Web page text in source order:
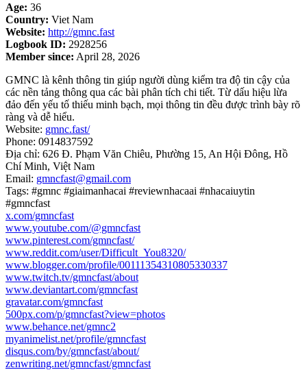
Age: 36
Country: Viet Nam
Website: http://gmnc.fast
Logbook ID: 2928256
Member since: April 28, 2026
GMNC là kênh thông tin giúp người dùng kiểm tra độ tin cậy của
các nền tảng thông qua các bài phân tích chi tiết. Từ dấu hiệu lừa
đảo đến yếu tố thiếu minh bạch, mọi thông tin đều được trình bày rõ
ràng và dễ hiểu.
Website: gmnc.fast/
Phone: 0914837592
Địa chỉ: 626 Đ. Phạm Văn Chiêu, Phường 15, An Hội Đông, Hồ
Chí Minh, Việt Nam
Email: gmncfast@gmail.com
Tags: #gmnc #giaimanhacai #reviewnhacaai #nhacaiuytin
#gmncfast
x.com/gmncfast
www.youtube.com/@gmncfast
www.pinterest.com/gmncfast/
www.reddit.com/user/Difficult_You8320/
www.blogger.com/profile/00111354310805330337
www.twitch.tv/gmncfast/about
www.deviantart.com/gmncfast
gravatar.com/gmncfast
500px.com/p/gmncfast?view=photos
www.behance.net/gmnc2
myanimelist.net/profile/gmncfast
disqus.com/by/gmncfast/about/
zenwriting.net/gmncfast/gmncfast